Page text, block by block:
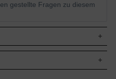
gestellte Fragen zu diesem
persica